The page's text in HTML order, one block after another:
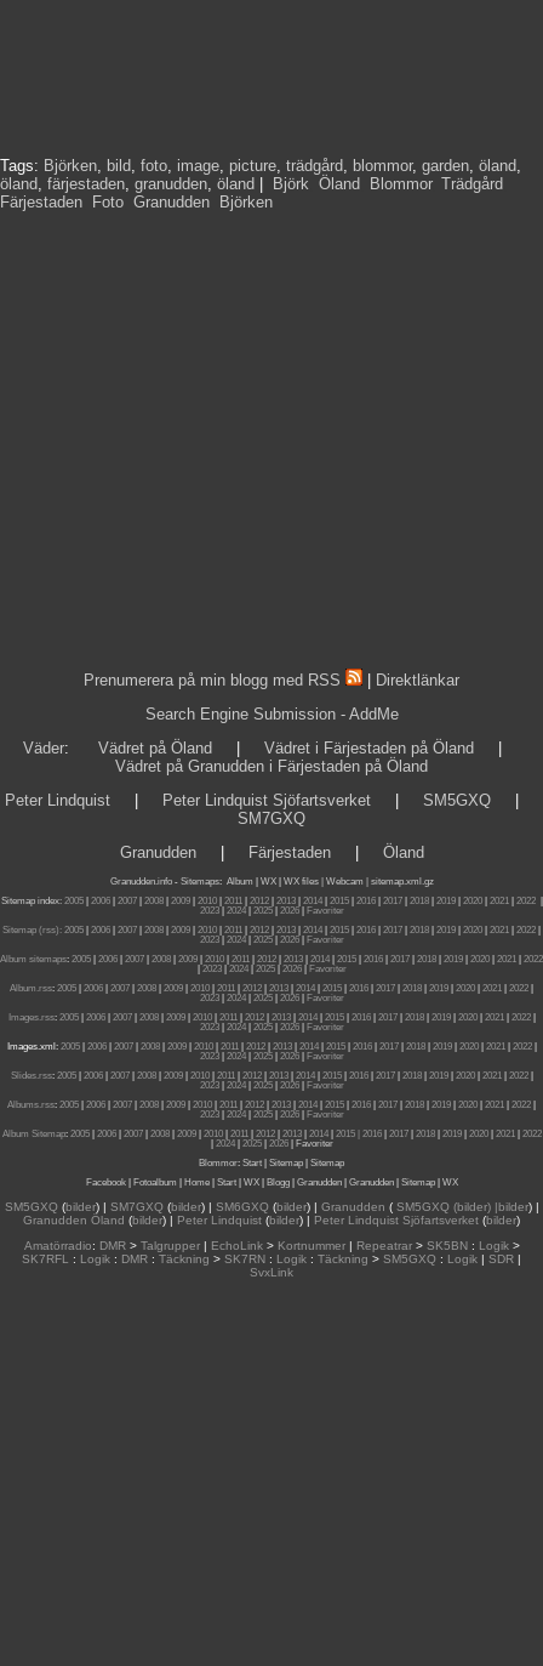
Tags: Björken, bild, foto, image, picture, trädgård, blommor, garden, öland,
öland, färjestaden, granudden, öland Björk Öland Blommor, Trädgård
Färjestaden
Foto Granudden Björken
Prenumerera på min blogg med RSS
Direktlänkar
Search Engine Submission - AddMe
Väder: Vädret på Öland Vädret i Färjestaden på Öland
Vädret på Granudden i Färjestaden på Öland
Peter Lindquist
Peter Lindquist Sjöfartsverket SM5GXQ
SM7GXQ
Granudden| Färjestaden| Öland
Granudden.info- Sitemaps: Album WX WX files | Webcam |
sitemap.xml.gz
Sitemap index: 2005| 2006| 2007| 2008| 2009| 2010| 2011| 2012| 2013| 2014| 2015| 2016| 2017| 2018| 2019| 2020| 2021| 2022|
2023| 2024| 2025| 2026|
Favoriter
Sitemap (rss): 2005 2006 2007 2008 2009 2010 2011 2012 2013 2014 2015 2016 2017 2018 2019 2020 2021 2022
2023| 2024| 2025| 2026|
Favoriter
Album sitemaps: 2005 2006 2007 2008 2009 2010 2011 2012 2013 2014 2015 2016 2017 2018 2019 2020 2021
2022
2023| 2024| 2025| 2026|
Favoriter
Album.rss: 2005 2006 2007 2008 2009 2010 2011 2012 2013 2014 2015 2016 2017 2018 2019 2020 2021 2022
2023| 2024| 2025| 2026|
Favoriter
Images.rss: 2005| 2006| 2007| 2008| 2009| 2010| 2011| 2012| 2013| 2014| 2015| 2016| 2017| 2018| 2019| 2020| 2021| 2022|
2023| 2024| 2025| 2026|
Favoriter
Images.xml: 2005| 2006| 2007| 2008| 2009| 2010| 2011| 2012| 2013| 2014| 2015| 2016| 2017| 2018| 2019| 2020| 2021| 2022|
2023| 2024| 2025| 2026|
Favoriter
Slides.rss: 2005| 2006| 2007| 2008| 2009| 2010| 2011| 2012| 2013| 2014| 2015| 2016| 2017| 2018| 2019| 2020| 2021| 2022|
2023| 2024| 2025| 2026|
Favoriter
Albums.rss: 2005 2006 2007 2008 2009 2010 2011 2012 2013 2014 2015 2016 2017 2018 2019 2020 2021 2022
2023| 2024| 2025| 2026|
Favoriter
Album Sitemap: 2005| 2006| 2007| 2008| 2009| 2010| 2011| 2012| 2013| 2014| 2015 | 2016| 2017| 2018| 2019| 2020| 2021| 2022
2024| 2025| 2026|
Favoriter
Blommor: Start Sitemap
Sitemap
Facebook| Fotoalbum Home| Start| WX| Blogg| Granudden| Granudden| Sitemap| WX
SM5GXQ(bilder) | SM7GXQ(bilder) | SM6GXQ(bilder) | Granudden (SM5GXQ (bilder) |bilder) |
Granudden Öland (bilder) | Peter Lindquist (bilder) | Peter Lindquist Sjöfartsverket (bilder)
Amatörradio: DMR> Talgrupper| EchoLink> Kortnummer| Repeatrar> SK5BN: Logik>
SK7RFL
: Logik : DMR : Täckning > SK7RN : Logik : Täckning > SM5GXQ : Logik | SDR |
SvxLink